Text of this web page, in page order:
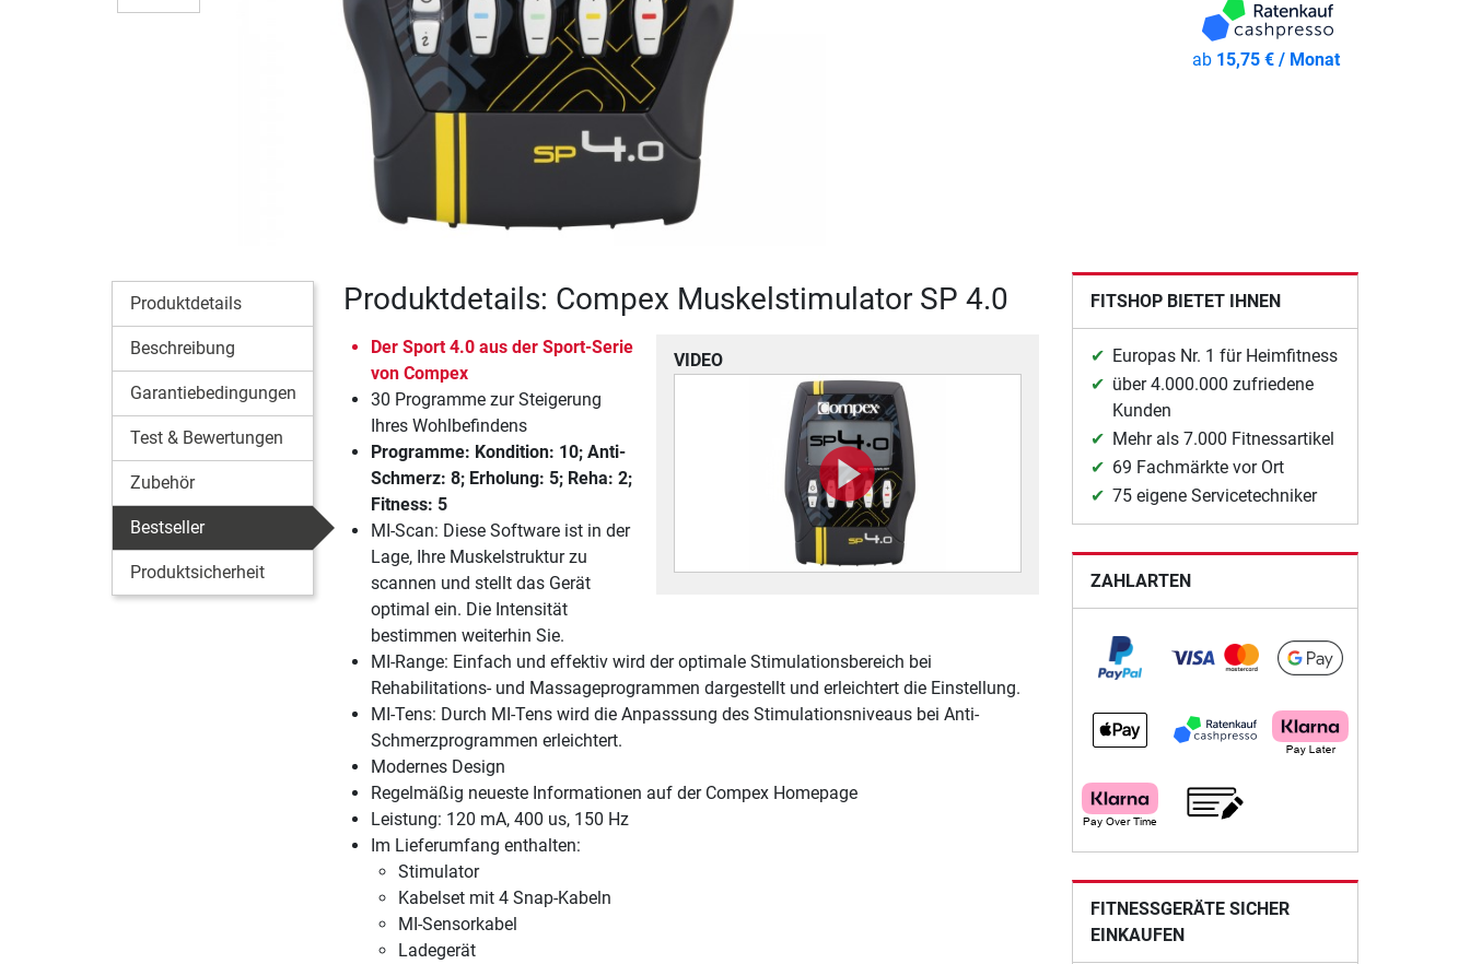
ab 15,75 € / Monat
Produktdetails
Beschreibung
Garantiebedingungen
Test & Bewertungen
Zubehör
Bestseller
Produktsicherheit
Produktdetails: Compex Muskelstimulator SP 4.0
VIDEO
Der Sport 4.0 aus der Sport-Serie
von Compex
30 Programme zur Steigerung
Ihres Wohlbefindens
Programme: Kondition: 10; Anti-
Schmerz: 8; Erholung: 5; Reha: 2;
Fitness: 5
MI-Scan: Diese Software ist in der
Lage, Ihre Muskelstruktur zu
scannen und stellt das Gerät
optimal ein. Die Intensität
bestimmen weiterhin Sie.
MI-Range: Einfach und effektiv wird der optimale Stimulationsbereich bei
Rehabilitations- und Massageprogrammen dargestellt und erleichtert die Einstellung.
MI-Tens: Durch MI-Tens wird die Anpasssung des Stimulationsniveaus bei Anti-
Schmerzprogrammen erleichtert.
Modernes Design
Regelmäßig neueste Informationen auf der Compex Homepage
Leistung: 120 mA, 400 us, 150 Hz
Im Lieferumfang enthalten:
Stimulator
Kabelset mit 4 Snap-Kabeln
MI-Sensorkabel
Ladegerät
FITSHOP BIETET IHNEN
Europas Nr. 1 für Heimfitness
über 4.000.000 zufriedene
Kunden
Mehr als 7.000 Fitnessartikel
69 Fachmärkte vor Ort
75 eigene Servicetechniker
ZAHLARTEN
FITNESSGERÄTE SICHER
EINKAUFEN